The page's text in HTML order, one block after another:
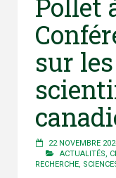
sur
22 NOVEMBRE
ACTUALITÉS
RECHERCHE